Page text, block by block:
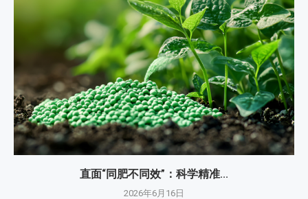
直面“同肥不同效”：科学精准...
2026年6月16日